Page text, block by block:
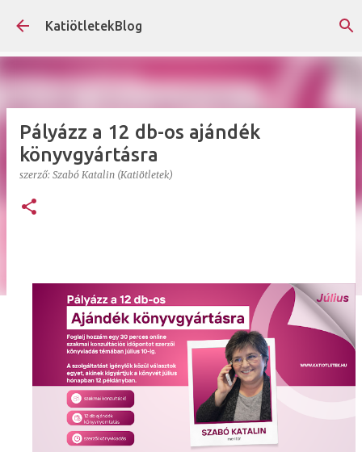
Ugrás a fő tartalomra
KatiötletekBlog
Pályázz a 12 db-os ajándék
könyvgyártásra
szerző: Szabó Katalin (Katiötletek)